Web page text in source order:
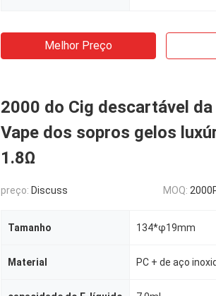
Melhor Preço
2000 do Cig descartável da
Vape dos sopros gelos
1.8Ω
preço: Discuss MOQ:
Tamanho 134*φ19mm
Material PC + de aço